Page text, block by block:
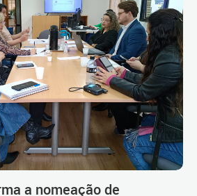
a nomeação de